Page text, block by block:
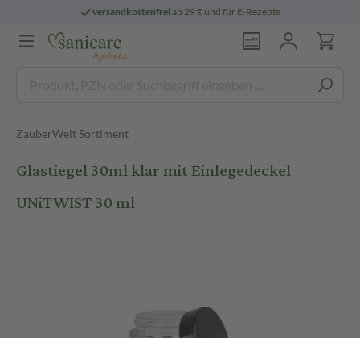
versandkostenfreiab 29 € und für E-Rezepte
ZauberWelt Sortiment
Glastiegel 30ml klar mit Einlegedeckel
UNiTWIST 30 ml